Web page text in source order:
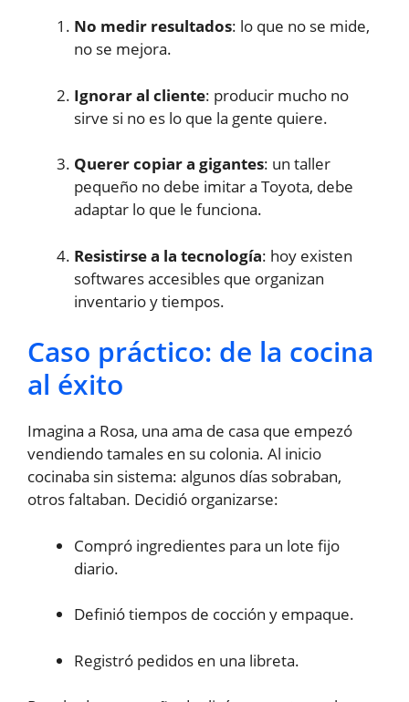
No medir resultados: lo que no se mide,
no se mejora.
Ignorar al cliente: producir mucho no
sirve si no es lo que la gente quiere.
Querer copiar a gigantes: un taller
pequeño no debe imitar a Toyota, debe
adaptar lo que le funciona.
Resistirse a la tecnología: hoy existen
softwares accesibles que organizan
inventario y tiempos.
Caso práctico: de la cocina
al éxito
Imagina a Rosa, una ama de casa que empezó
vendiendo tamales en su colonia. Al inicio
cocinaba sin sistema: algunos días sobraban,
otros faltaban. Decidió organizarse:
Compró ingredientes para un lote fijo
diario.
Definió tiempos de cocción y empaque.
Registró pedidos en una libreta.